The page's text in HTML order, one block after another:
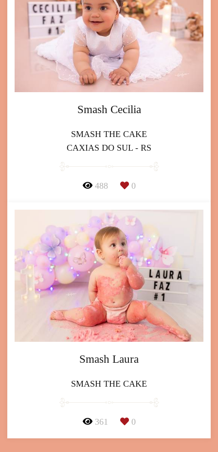
Smash Cecilia
SMASH THE CAKE
CAXIAS DO SUL - RS
488 0
Smash Laura
SMASH THE CAKE
361 0